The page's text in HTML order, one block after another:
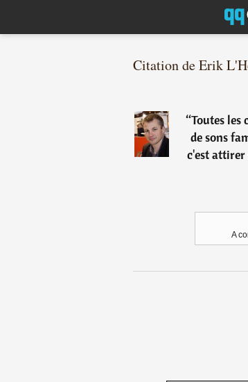
Citation de Erik
“Toutes les
de sons
c'est attirer
A